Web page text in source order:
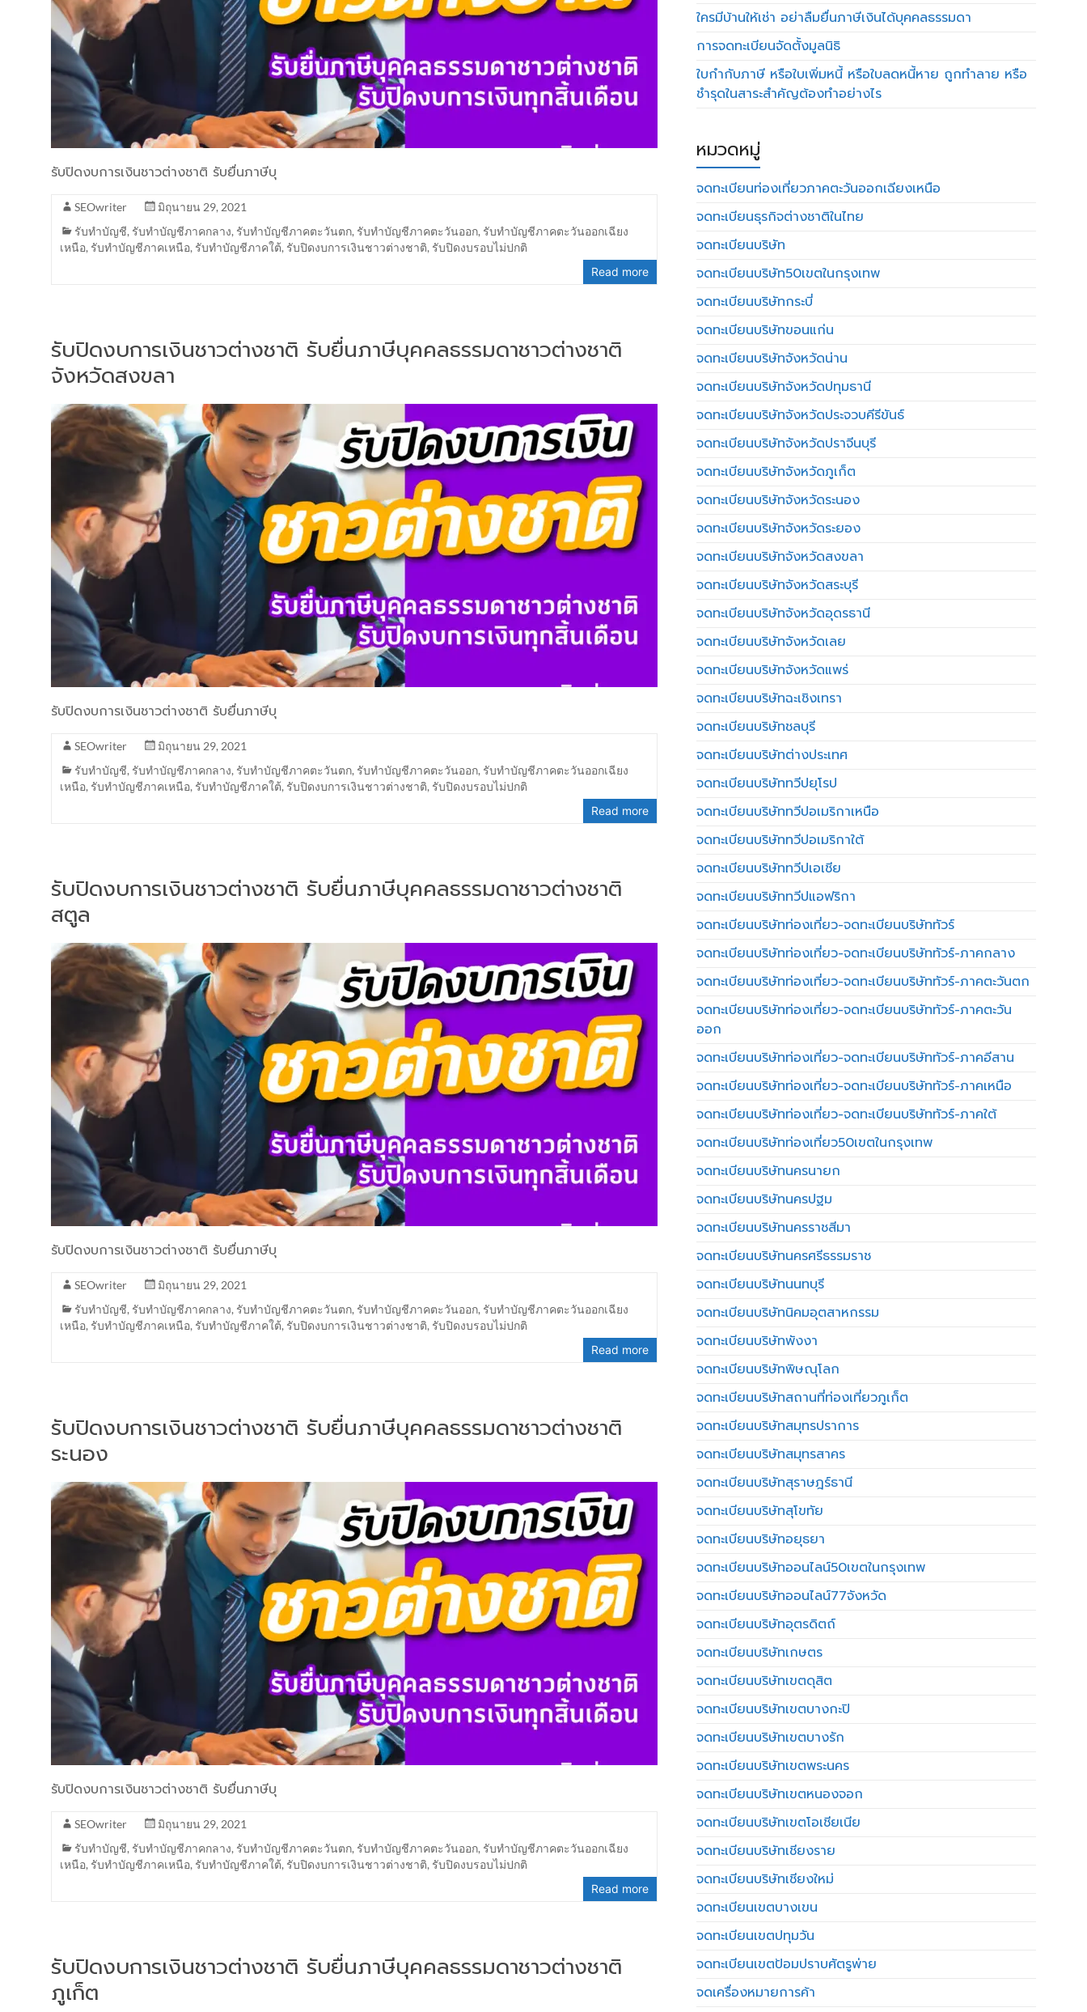
รับปิดงบการเงินชาวต่างชาติ รับยื่นภาษีบุ
SEOwriter
มิถุนายน 29, 2021
รับทำบัญชี, รับทำบัญชีภาคกลาง, รับทำบัญชีภาคตะวันตก, รับทำบัญชีภาคตะวันออก, รับทำบัญชีภาคตะวันออกเฉียง
เหนือ, รับทำบัญชีภาคเหนือ, รับทำบัญชีภาคใต้, รับปิดงบการเงินชาวต่างชาติ, รับปิดงบรอบไม่ปกติ
Read more
รับปิดงบการเงินชาวต่างชาติ รับยื่นภาษีบุคคลธรรมดาชาวต่างชาติ
จังหวัดสงขลา
รับปิดงบการเงินชาวต่างชาติ รับยื่นภาษีบุ
SEOwriter
มิถุนายน 29, 2021
รับทำบัญชี, รับทำบัญชีภาคกลาง, รับทำบัญชีภาคตะวันตก, รับทำบัญชีภาคตะวันออก, รับทำบัญชีภาคตะวันออกเฉียง
เหนือ, รับทำบัญชีภาคเหนือ, รับทำบัญชีภาคใต้, รับปิดงบการเงินชาวต่างชาติ, รับปิดงบรอบไม่ปกติ
Read more
รับปิดงบการเงินชาวต่างชาติ รับยื่นภาษีบุคคลธรรมดาชาวต่างชาติ
สตูล
รับปิดงบการเงินชาวต่างชาติ รับยื่นภาษีบุ
SEOwriter
มิถุนายน 29, 2021
รับทำบัญชี, รับทำบัญชีภาคกลาง, รับทำบัญชีภาคตะวันตก, รับทำบัญชีภาคตะวันออก, รับทำบัญชีภาคตะวันออกเฉียง
เหนือ, รับทำบัญชีภาคเหนือ, รับทำบัญชีภาคใต้, รับปิดงบการเงินชาวต่างชาติ, รับปิดงบรอบไม่ปกติ
Read more
รับปิดงบการเงินชาวต่างชาติ รับยื่นภาษีบุคคลธรรมดาชาวต่างชาติ
ระนอง
รับปิดงบการเงินชาวต่างชาติ รับยื่นภาษีบุ
SEOwriter
มิถุนายน 29, 2021
รับทำบัญชี, รับทำบัญชีภาคกลาง, รับทำบัญชีภาคตะวันตก, รับทำบัญชีภาคตะวันออก, รับทำบัญชีภาคตะวันออกเฉียง
เหนือ, รับทำบัญชีภาคเหนือ, รับทำบัญชีภาคใต้, รับปิดงบการเงินชาวต่างชาติ, รับปิดงบรอบไม่ปกติ
Read more
รับปิดงบการเงินชาวต่างชาติ รับยื่นภาษีบุคคลธรรมดาชาวต่างชาติ
ภูเก็ต
ใครมีบ้านให้เช่า อย่าลืมยื่นภาษีเงินได้บุคคลธรรมดา
การจดทะเบียนจัดตั้งมูลนิธิ
ใบกำกับภาษี หรือใบเพิ่มหนี้ หรือใบลดหนี้หาย ถูกทำลาย หรือ
ชำรุดในสาระสำคัญต้องทำอย่างไร
หมวดหมู่
จดทะเบียนท่องเที่ยวภาคตะวันออกเฉียงเหนือ
จดทะเบียนธุรกิจต่างชาติในไทย
จดทะเบียนบริษัท
จดทะเบียนบริษัท50เขตในกรุงเทพ
จดทะเบียนบริษัทกระบี่
จดทะเบียนบริษัทขอนแก่น
จดทะเบียนบริษัทจังหวัดน่าน
จดทะเบียนบริษัทจังหวัดปทุมธานี
จดทะเบียนบริษัทจังหวัดประจวบคีรีขันธ์
จดทะเบียนบริษัทจังหวัดปราจีนบุรี
จดทะเบียนบริษัทจังหวัดภูเก็ต
จดทะเบียนบริษัทจังหวัดระนอง
จดทะเบียนบริษัทจังหวัดระยอง
จดทะเบียนบริษัทจังหวัดสงขลา
จดทะเบียนบริษัทจังหวัดสระบุรี
จดทะเบียนบริษัทจังหวัดอุดรธานี
จดทะเบียนบริษัทจังหวัดเลย
จดทะเบียนบริษัทจังหวัดแพร่
จดทะเบียนบริษัทฉะเชิงเทรา
จดทะเบียนบริษัทชลบุรี
จดทะเบียนบริษัทต่างประเทศ
จดทะเบียนบริษัททวีปยุโรป
จดทะเบียนบริษัททวีปอเมริกาเหนือ
จดทะเบียนบริษัททวีปอเมริกาใต้
จดทะเบียนบริษัททวีปเอเชีย
จดทะเบียนบริษัททวีปแอฟริกา
จดทะเบียนบริษัทท่องเที่ยว-จดทะเบียนบริษัททัวร์
จดทะเบียนบริษัทท่องเที่ยว-จดทะเบียนบริษัททัวร์-ภาคกลาง
จดทะเบียนบริษัทท่องเที่ยว-จดทะเบียนบริษัททัวร์-ภาคตะวันตก
จดทะเบียนบริษัทท่องเที่ยว-จดทะเบียนบริษัททัวร์-ภาคตะวัน
ออก
จดทะเบียนบริษัทท่องเที่ยว-จดทะเบียนบริษัททัวร์-ภาคอีสาน
จดทะเบียนบริษัทท่องเที่ยว-จดทะเบียนบริษัททัวร์-ภาคเหนือ
จดทะเบียนบริษัทท่องเที่ยว-จดทะเบียนบริษัททัวร์-ภาคใต้
จดทะเบียนบริษัทท่องเที่ยว50เขตในกรุงเทพ
จดทะเบียนบริษัทนครนายก
จดทะเบียนบริษัทนครปฐม
จดทะเบียนบริษัทนครราชสีมา
จดทะเบียนบริษัทนครศรีธรรมราช
จดทะเบียนบริษัทนนทบุรี
จดทะเบียนบริษัทนิคมอุตสาหกรรม
จดทะเบียนบริษัทพังงา
จดทะเบียนบริษัทพิษณุโลก
จดทะเบียนบริษัทสถานที่ท่องเที่ยวภูเก็ต
จดทะเบียนบริษัทสมุทรปราการ
จดทะเบียนบริษัทสมุทรสาคร
จดทะเบียนบริษัทสุราษฎร์ธานี
จดทะเบียนบริษัทสุโขทัย
จดทะเบียนบริษัทอยุธยา
จดทะเบียนบริษัทออนไลน์50เขตในกรุงเทพ
จดทะเบียนบริษัทออนไลน์77จังหวัด
จดทะเบียนบริษัทอุตรดิตถ์
จดทะเบียนบริษัทเกษตร
จดทะเบียนบริษัทเขตดุสิต
จดทะเบียนบริษัทเขตบางกะปิ
จดทะเบียนบริษัทเขตบางรัก
จดทะเบียนบริษัทเขตพระนคร
จดทะเบียนบริษัทเขตหนองจอก
จดทะเบียนบริษัทเขตโอเชียเนีย
จดทะเบียนบริษัทเชียงราย
จดทะเบียนบริษัทเชียงใหม่
จดทะเบียนเขตบางเขน
จดทะเบียนเขตปทุมวัน
จดทะเบียนเขตป้อมปราบศัตรูพ่าย
จดเครื่องหมายการค้า